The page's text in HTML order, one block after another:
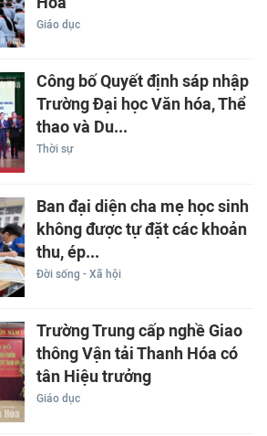
Giáo dục
Công bố Quyết định sáp nhập
Trường Đại học Văn hóa, Thể
thao và Du...
Thời sự
Ban đại diện cha mẹ học sinh
không được tự đặt các khoản
thu, ép...
Đời sống - Xã hội
Trường Trung cấp nghề Giao
thông Vận tải Thanh Hóa có
tân Hiệu trưởng
Giáo dục